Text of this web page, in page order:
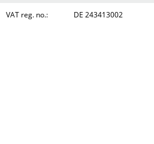
VAT reg. no.: DE 243413002